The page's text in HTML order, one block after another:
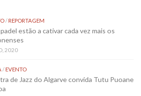
/REPORTAGEM
estão a cativar cada vez mais os
2020
/EVENTO
de Jazz do Algarve convida Tutu Puoane